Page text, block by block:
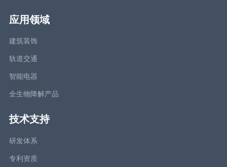
应用领域
建筑装饰
轨道交通
智能电器
全生物降解产品
技术支持
研发体系
专利资质